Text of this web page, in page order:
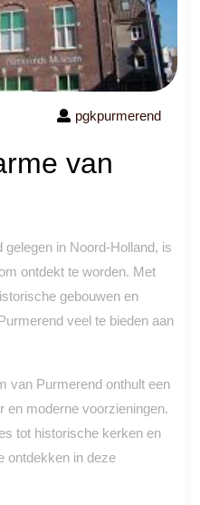
pgkpurmerend
van
in Noord-Holland, is
ontdekt te worden. Met
gebouwen en
veel te bieden aan
van Purmerend onthult een
en moderne voorzieningen.
tot historische kerken en
ontdekken in deze